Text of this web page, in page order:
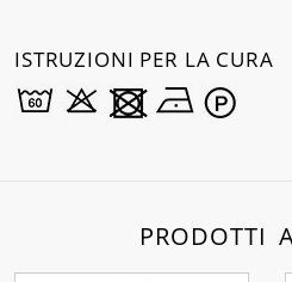
ISTRUZIONI PER LA CURA
PRODOTTI